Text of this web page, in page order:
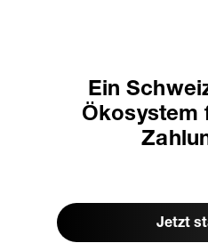
Ein
Ökosystem
Jetzt